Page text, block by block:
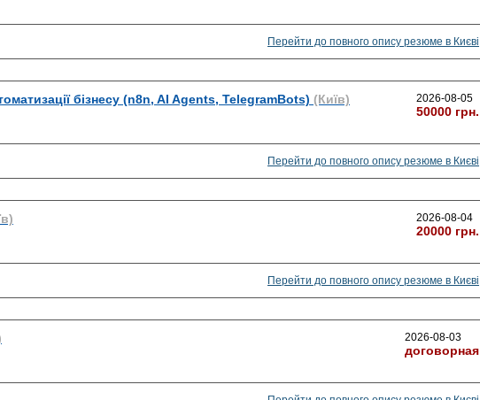
Перейти до повного опису резюме в Києві
бізнесу (n8n, AI Agents, TelegramBots) (Київ) 2026-08-05
50000 грн.
Перейти до повного опису резюме в Києві
2026-08-04
20000 грн.
Перейти до повного опису резюме в Києві
2026-08-03
договорная